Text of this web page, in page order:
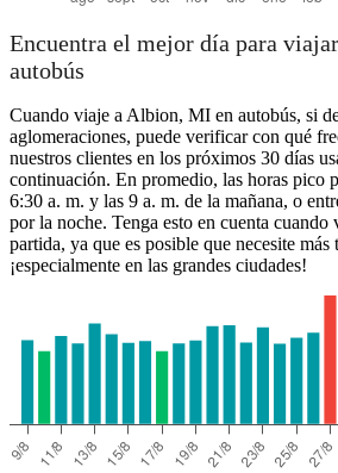
Encuentra el mejor día para
autobús
Cuando viaje a Albion, MI en autobús, si
aglomeraciones, puede verificar con qué
nuestros clientes en los próximos 30 días
continuación. En promedio, las horas pico
6:30 a. m. y las 9 a. m. de la mañana, o
por la noche. Tenga esto en cuenta cuando
partida, ya que es posible que necesite más
¡especialmente en las grandes ciudades!